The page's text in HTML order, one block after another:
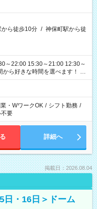
から徒歩10分 / 神保町駅から徒
～22:00 15:30～21:00 12:30～
ます
・WワークOK / シフト勤務 /
要
詳細へ
掲載日：2026.08.04
日・16日＞ドーム